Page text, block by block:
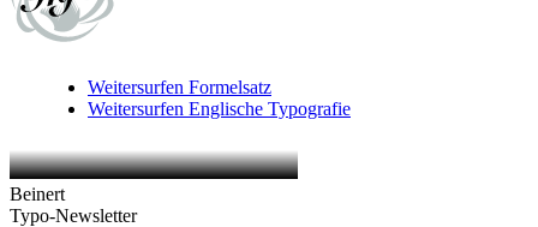
Weitersurfen Formelsatz
Weitersurfen Englische Typografie
Beinert
Typo-Newsletter